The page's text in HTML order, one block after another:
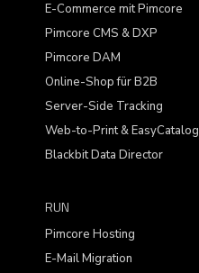
E-Commerce mit Pimcore
Pimcore CMS & DXP
Pimcore DAM
Online-Shop für B2B
Server-Side Tracking
Web-to-Print & EasyCatalog
Blackbit Data Director
RUN
Pimcore Hosting
E-Mail Migration